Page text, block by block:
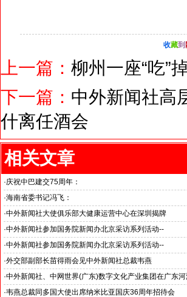
收藏到
上一篇： 柳州一座“吃”
下一篇： 中外新闻社高
什离任酒会
相关文章
·庆祝中巴建交75周年：
韦燕总裁同多国大使出席巴基斯坦驻华大使馆举办“芒果节”
·海南省委书记冯飞：
海南自贸港封关半年开启中国对外开放新篇章
·中外新闻社大使俱乐部大健康运营中心在深圳揭牌
·中外新闻社参加国务院新闻办北京采访系列活动--
“科技创新和产业创新”中外记者见面会
·中外新闻社参加国务院新闻办北京采访系列活动--
小米汽车超越国际品牌
·外交部副部长苗得雨会见中外新闻社总裁韦燕
·中外新闻社、中网世界(广东)数字文化产业集团在广东
·韦燕总裁同多国大使出席纳米比亚国庆36周年招待会